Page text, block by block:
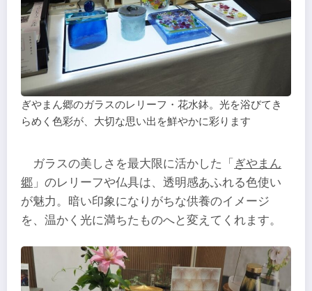
ぎやまん郷のガラスのレリーフ・花水鉢。光を浴びてき
らめく色彩が、大切な思い出を鮮やかに彩ります
ガラスの美しさを最大限に活かした「 ぎやまん
郷 」のレリーフや仏具は、透明感あふれる色使い
が魅力。暗い印象になりがちな供養のイメージ
を、温かく光に満ちたものへと変えてくれます。